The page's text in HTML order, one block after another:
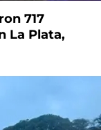
717
La Plata,